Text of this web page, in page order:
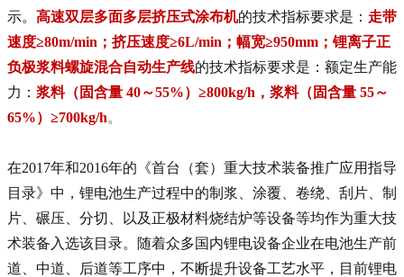
示。 高速双层多面多层挤压式涂布机的技术指标要求是： 走带
速度≥80m/min；挤压速度≥6L/min；幅宽≥950mm；锂离子正
负极浆料螺旋混合自动生产线的技术指标要求是：额定生产能
力： 浆料（固含量 40～55%）≥800kg/h，浆料（固含量 55～
65%）≥700kg/h。
在2017年和2016年的《首台（套）重大技术装备推广应用指导
目录》中， 锂电池生产过程中的制浆、涂覆、卷绕、刮片、制
片、碾压、分切、以及正极材料烧结炉等设备等均作为重大技
术装备入选该目录。随着众多国内锂电设备企业在电池生产前
道、中道、后道等工序中，不断提升设备工艺水平，目前锂电